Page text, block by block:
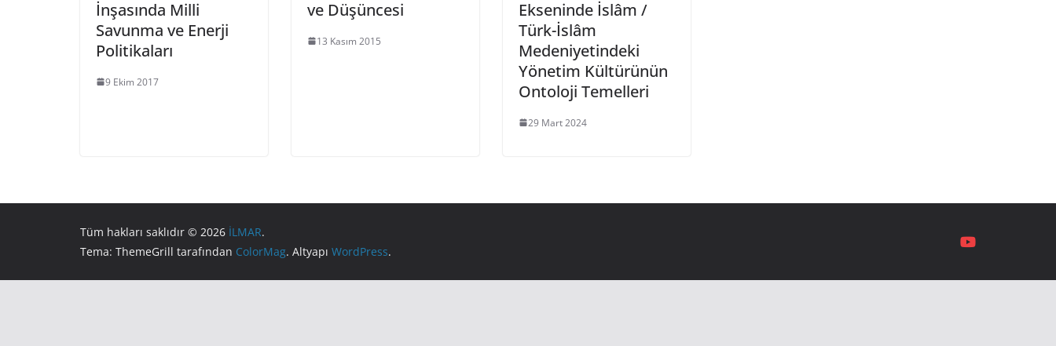
İnşasında Milli
Savunma ve Enerji
Politikaları
9 Ekim 2017
ve Düşüncesi
13 Kasım 2015
Ekseninde İslâm /
Türk-İslâm
Medeniyetindeki
Yönetim Kültürünün
Ontoloji Temelleri
29 Mart 2024
Tüm hakları saklıdır © 2026 İLMAR.
Tema: ThemeGrill tarafından ColorMag. Altyapı WordPress.